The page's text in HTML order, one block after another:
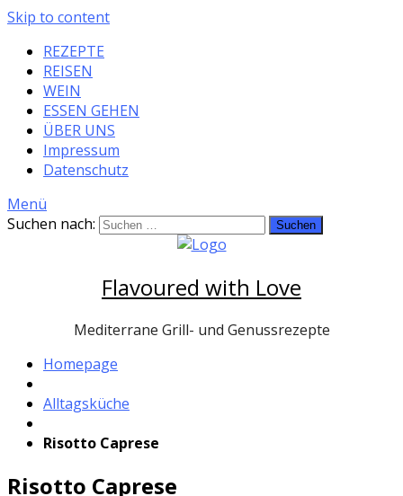
Skip to content
REZEPTE
REISEN
WEIN
ESSEN GEHEN
ÜBER UNS
Impressum
Datenschutz
Menü
Suchen nach:
Flavoured with Love
Mediterrane Grill- und Genussrezepte
Homepage
Alltagsküche
Risotto Caprese
Risotto Caprese